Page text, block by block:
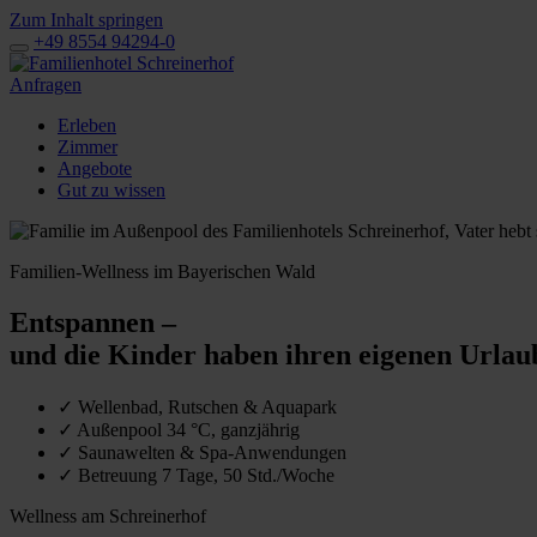
Zum Inhalt springen
+49 8554 94294-0
Anfragen
Erleben
Zimmer
Angebote
Gut zu wissen
Familien-Wellness im Bayerischen Wald
Entspannen –
und die Kinder haben ihren eigenen
✓ Wellenbad, Rutschen & Aquapark
✓ Außenpool 34 °C, ganzjährig
✓ Saunawelten & Spa-Anwendungen
✓ Betreuung 7 Tage, 50 Std./Woche
Wellness am Schreinerhof